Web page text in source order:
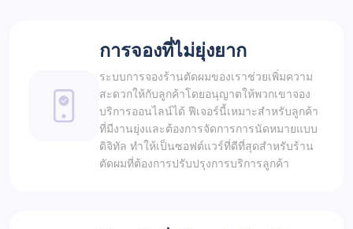
การจองที่ไม่ยุ่งยาก
ระบบการจองร้านตัดผมของเราช่วยเพิ่มความ
สะดวกให้กับลูกค้าโดยอนุญาตให้พวกเขาจอง
บริการออนไลน์ได้ ฟีเจอร์นี้เหมาะสำหรับลูกค้า
ที่มีงานยุ่งและต้องการจัดการการนัดหมายแบบ
ดิจิทัล ทำให้เป็นซอฟต์แวร์ที่ดีที่สุดสำหรับร้าน
ตัดผมที่ต้องการปรับปรุงการบริการลูกค้า